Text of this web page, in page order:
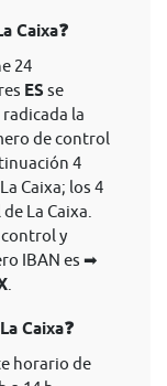
Caixa❓
24
ES se
la
de control
4
Caixa; los 4
La Caixa.
y
IBAN es ➡
Caixa❓
horario de